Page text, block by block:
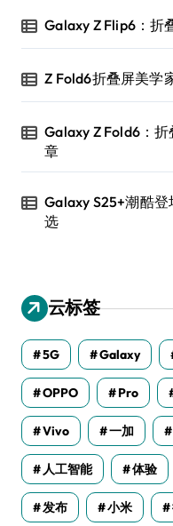
Galaxy Z Flip6：折
Z Fold6折叠屏美学
Galaxy Z Fold6：
章
Galaxy S25+潮酷
选
云标签
5G Galaxy
OPPO Pro
Vivo 一加
人工智能 体验
发布 小米